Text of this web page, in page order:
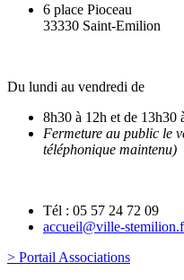
6 place Pioceau
33330 Saint-Emilion
Du lundi au vendredi de
8h30 à 12h et de 13h30
Fermeture au public le
téléphonique maintenu)
Tél : 05 57 24 72 09
accueil@ville-
> Portail Associations